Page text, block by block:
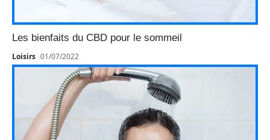
Les bienfaits du CBD pour le sommeil
Loisirs 01/07/2022